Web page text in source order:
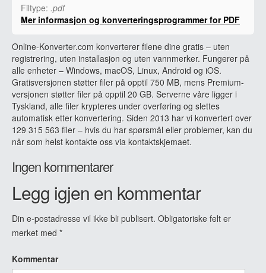
Filtype: .pdf
Mer informasjon og konverteringsprogrammer for PDF
Online-Konverter.com konverterer filene dine gratis – uten
registrering, uten installasjon og uten vannmerker. Fungerer på
alle enheter – Windows, macOS, Linux, Android og iOS.
Gratisversjonen støtter filer på opptil 750 MB, mens Premium-
versjonen støtter filer på opptil 20 GB. Serverne våre ligger i
Tyskland, alle filer krypteres under overføring og slettes
automatisk etter konvertering. Siden 2013 har vi konvertert over
129 315 563 filer – hvis du har spørsmål eller problemer, kan du
når som helst kontakte oss via kontaktskjemaet.
Ingen kommentarer
Legg igjen en kommentar
Din e-postadresse vil ikke bli publisert. Obligatoriske felt er
merket med *
Kommentar